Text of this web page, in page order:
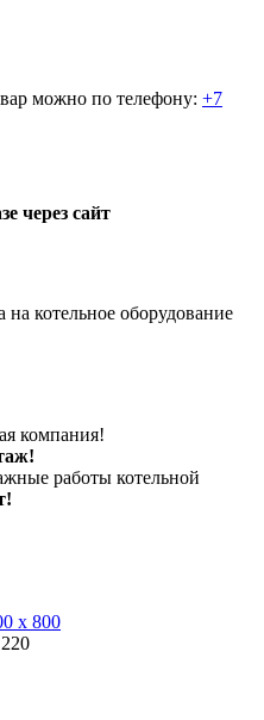
можно по телефону: +7
через сайт
котельное оборудование
компания!
работы котельной
х 800
220